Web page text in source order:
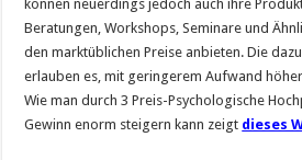
können neuerdings jedoch auch ihre
Beratungen, Workshops, Seminare und
den marktüblichen Preise anbieten. Die
erlauben es, mit geringerem Aufwand
Wie man durch 3 Preis-Psychologische
Gewinn enorm steigern kann zeigt dieses